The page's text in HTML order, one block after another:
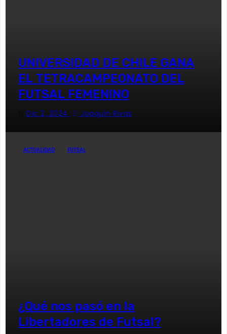
UNIVERSIDAD DE CHILE GANA
EL TETRACAMPEONATO DEL
FUTSAL FEMENINO
Dic 2, 2024 Joaquín Rivas
ACTUALIDAD FUTSAL
¿Qué nos pasó en la
Libertadores de Futsal?